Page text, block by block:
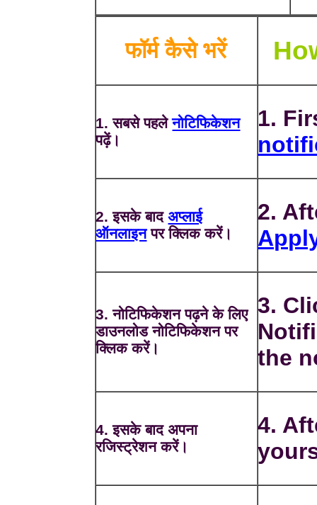
फॉर्म कैसे भरें
1. सबसे पहलेनोटिफिकेशन
पढ़ें।
1.
2. इसके बादअप्लाई
ऑनलाइनपर क्लिक करें।
2.
3. नोटिफिकेशन पढ़ने के लिए
डाउनलोड नोटिफिकेशन पर
क्लिक करें।
3.
the
4. इसके बाद अपना
रजिस्ट्रेशन करें।
4.